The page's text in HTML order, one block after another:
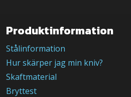
Produktinformation
Stålinformation
Hur skärper jag min kniv?
Skaftmaterial
Bryttest